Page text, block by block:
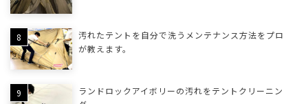
汚れたテントを自分で洗うメンテナンス方法をプロ
が教えます。
ランドロックアイボリーの汚れをテントクリーニン